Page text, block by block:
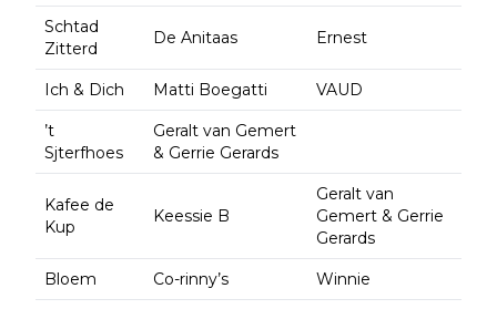
Schtad
Zitterd
De Anitaas Ernest
Ich & Dich Matti Boegatti VAUD
’t
Sjterfhoes
Geralt van Gemert
& Gerrie Gerards
Kafee de
Kup
Keessie B
Geralt van
Gemert & Gerrie
Gerards
Bloem Co-rinny’s Winnie